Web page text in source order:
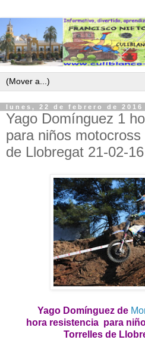
lunes, 22 de febrero de 2016
Yago Domínguez 1
para niños
de Llobregat 21-02-16
Yago Domínguez de
hora resistencia para
Torrelles de